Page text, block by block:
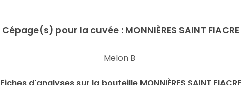
Cépage(s) pour la cuvée : MONNIÈRES SAINT FIACRE
Melon B